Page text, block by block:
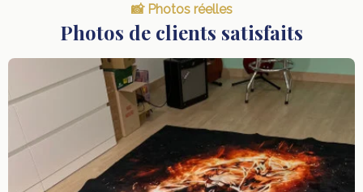
📸 Photos réelles
Photos de clients satisfaits